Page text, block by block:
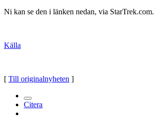
Ni kan se den i länken nedan, via StarTrek.com.
Källa
[ Till originalnyheten ]
Citera